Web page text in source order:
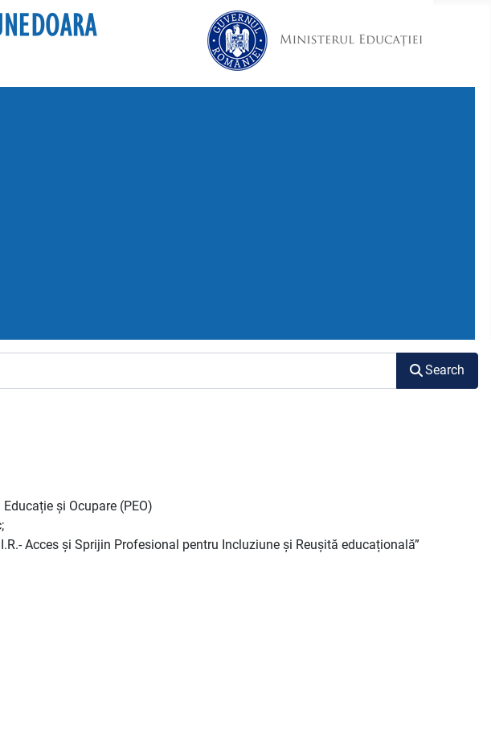
Search
și Ocupare (PEO)
Acces și Sprijin Profesional pentru Incluziune și Reușită educațională”